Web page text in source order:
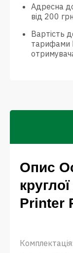
Адресна
від 200
Вартість
тарифами
Опис
Printer